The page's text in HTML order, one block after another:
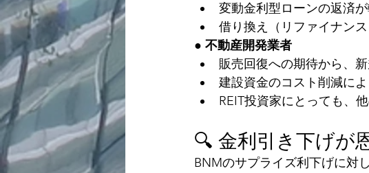
変動金利型ローンの返済
借り換え（リファイナン
● 不動産開発業者
販売回復への期待から、
建設資金のコスト削減に
REIT投資家にとっても、
🔍 金利引き下げが
BNMのサプライズ利下げに対